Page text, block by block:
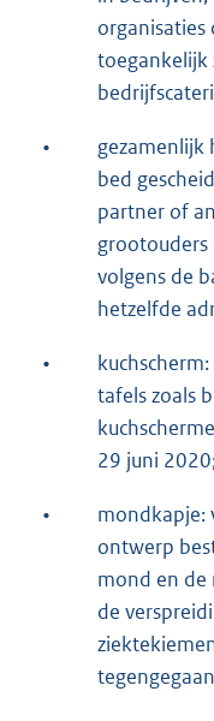
toegankelijk
•
gezamenlijk
bed
partner of
grootouders
volgens de
hetzelfde
•
tafels zoals
29 juni
•
mondkapje:
ontwerp
mond en de
de